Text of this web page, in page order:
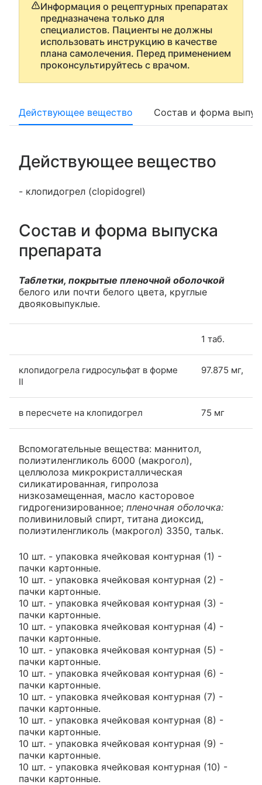
Информация о рецептурных препаратах
предназначена только для
специалистов. Пациенты не должны
использовать инструкцию в качестве
плана самолечения. Перед применением
проконсультируйтесь с врачом.
Действующее вещество Состав и форма
Действующее вещество
- клопидогрел (clopidogrel)
Состав и форма выпуска
препарата
Таблетки, покрытые пленочной оболочкой
белого или почти белого цвета, круглые
двояковыпуклые.
1 таб.
клопидогрела гидросульфат в форме
II
97.875 мг,
в пересчете на клопидогрел 75 мг
Вспомогательные вещества: маннитол,
полиэтиленгликоль 6000 (макрогол),
целлюлоза микрокристаллическая
силикатированная, гипролоза
низкозамещенная, масло касторовое
гидрогенизированное; пленочная оболочка:
поливиниловый спирт, титана диоксид,
полиэтиленгликоль (макрогол) 3350, тальк.
10 шт. - упаковка ячейковая контурная (1) -
пачки картонные.
10 шт. - упаковка ячейковая контурная (2) -
пачки картонные.
10 шт. - упаковка ячейковая контурная (3) -
пачки картонные.
10 шт. - упаковка ячейковая контурная (4) -
пачки картонные.
10 шт. - упаковка ячейковая контурная (5) -
пачки картонные.
10 шт. - упаковка ячейковая контурная (6) -
пачки картонные.
10 шт. - упаковка ячейковая контурная (7) -
пачки картонные.
10 шт. - упаковка ячейковая контурная (8) -
пачки картонные.
10 шт. - упаковка ячейковая контурная (9) -
пачки картонные.
10 шт. - упаковка ячейковая контурная (10) -
пачки картонные.